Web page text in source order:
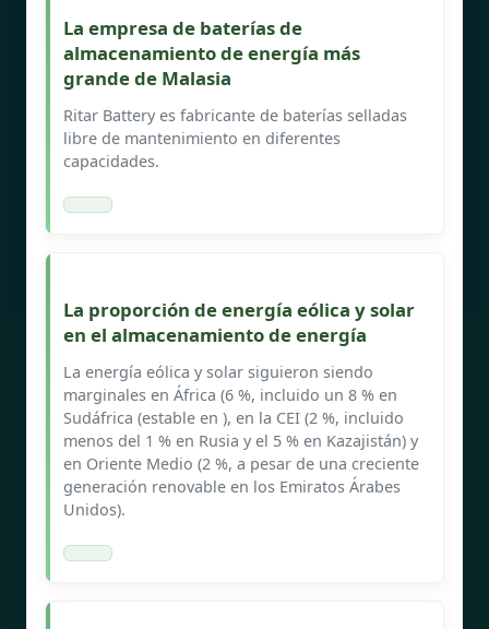
La empresa de baterías de
almacenamiento de energía más
grande de Malasia
Ritar Battery es fabricante de baterías selladas
libre de mantenimiento en diferentes
capacidades.
La proporción de energía eólica y solar
en el almacenamiento de energía
La energía eólica y solar siguieron siendo
marginales en África (6 %, incluido un 8 % en
Sudáfrica (estable en ), en la CEI (2 %, incluido
menos del 1 % en Rusia y el 5 % en Kazajistán) y
en Oriente Medio (2 %, a pesar de una creciente
generación renovable en los Emiratos Árabes
Unidos).